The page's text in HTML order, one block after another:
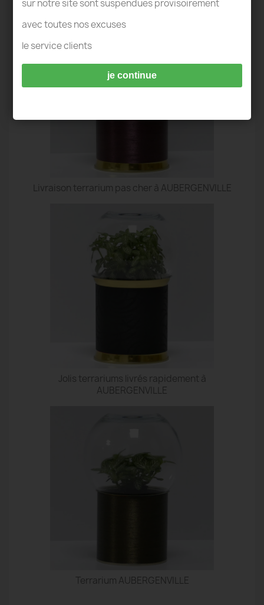
TERRARIUM AUBERGENVILLE
Livraison terrarium pas cher à AUBERGENVILLE
Jolis terrariums livrés rapidement à
AUBERGENVILLE
Terrarium AUBERGENVILLE
sur notre site sont suspendues provisoirement
avec toutes nos excuses
le service clients
je continue